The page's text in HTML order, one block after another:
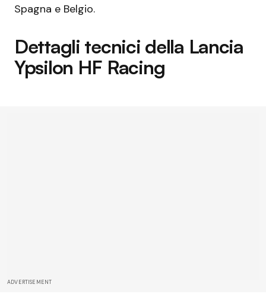
Spagna e Belgio.
Dettagli tecnici della Lancia
Ypsilon HF Racing
ADVERTISEMENT